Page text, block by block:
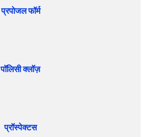
प्रपोजल फॉर्म
पॉलिसी क्लॉज़
प्रॉस्पेक्टस